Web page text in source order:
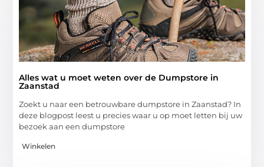
Alles wat u moet weten over de Dumpstore in
Zaanstad
Zoekt u naar een betrouwbare dumpstore in Zaanstad? In
deze blogpost leest u precies waar u op moet letten bij uw
bezoek aan een dumpstore
Winkelen